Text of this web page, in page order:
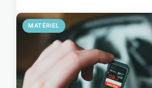
MATÉRIEL